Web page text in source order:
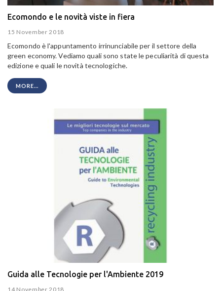
Ecomondo e le novità viste in fiera
15 November 2018
Ecomondo è l'appuntamento irrinunciabile per il settore della
green economy. Vediamo quali sono state le peculiarità di questa
edizione e quali le novità tecnologiche.
MORE...
Guida alle Tecnologie per l'Ambiente 2019
14 November 2018